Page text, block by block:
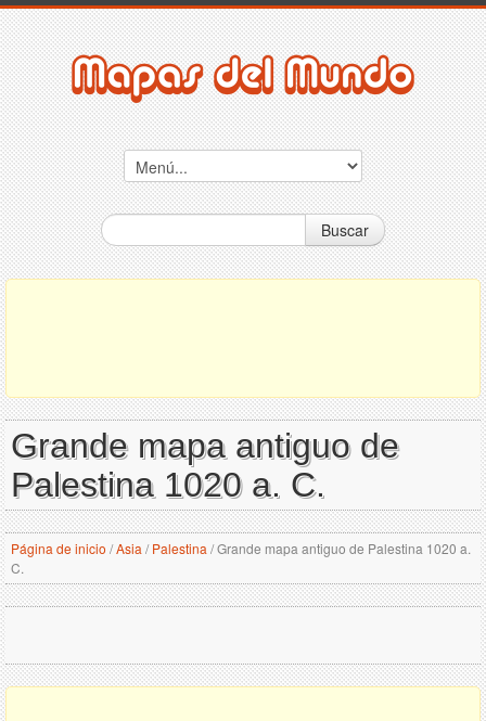
Buscar
Grande mapa antiguo de
Palestina 1020 a. C.
Página de inicio /Asia / Palestina /Grande mapa antiguo de Palestina 1020 a.
C.